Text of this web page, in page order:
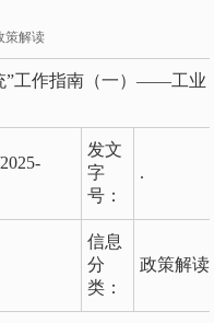
策解读
”工作指南（一）——工业
发文
字
号：
.
信息
分
类：
政策解读